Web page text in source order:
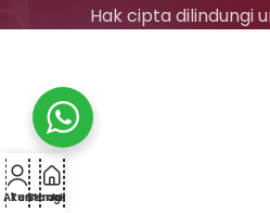
Hak cipta dilindungi
Akun
Tentang
Beranda
Jadwal
Kontak